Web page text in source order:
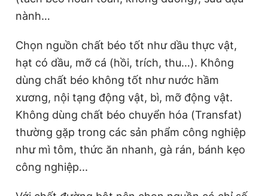
Đọc Thanh Niên trên điện thoại
Theo dõi báo trên
Hotline
0906 645 777
Liên hệ quảng cáo
0908 780 404
Đặt báo Quảng cáo
nành…
Chọn nguồn chất béo tốt như dầu thực vật,
hạt có dầu, mỡ cá (hồi, trích, thu…). Không
dùng chất béo không tốt như nước hầm
xương, nội tạng động vật, bì, mỡ động vật.
Không dùng chất béo chuyển hóa (Transfat)
thường gặp trong các sản phẩm công nghiệp
như mì tôm, thức ăn nhanh, gà rán, bánh kẹo
công nghiệp...